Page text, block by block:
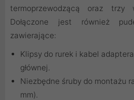
termoprzewodzącą oraz trzy
Dołączone jest również
zawierające:
Klipsy do rurek i kabel
głównej.
Niezbędne śruby do montażu
mm).